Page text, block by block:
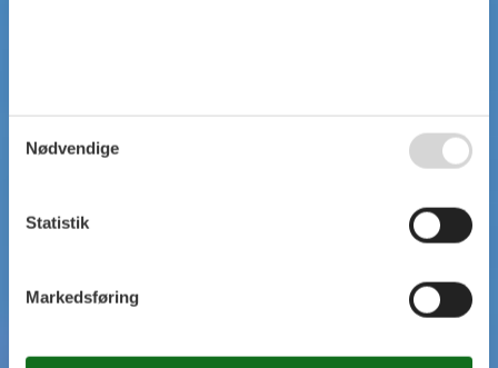
Nødvendige
Statistik
Markedsføring